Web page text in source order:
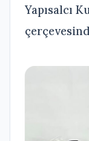
Yapısalcı